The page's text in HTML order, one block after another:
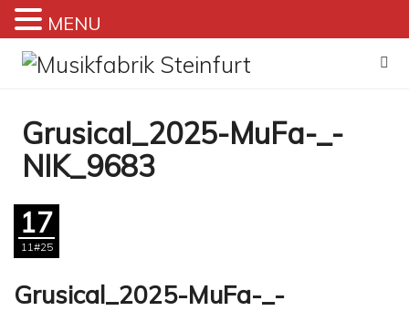
Zum
Inhalt
Grusical_2025-MuFa-_-
NIK_9683
17
11#25
Grusical_2025-MuFa-_-
MENU